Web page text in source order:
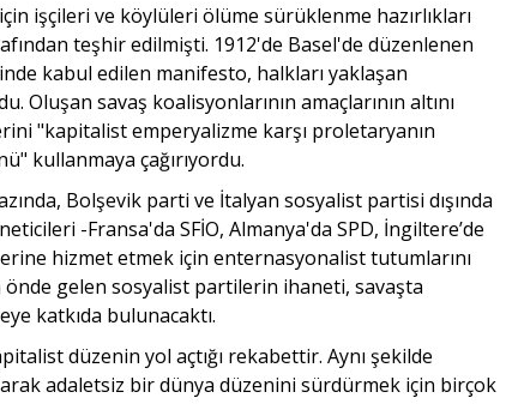
işçileri ve köylüleri ölüme sürüklenme hazırlıkları
teşhir edilmişti. 1912'de Basel'de düzenlenen
kabul edilen manifesto, halkları yaklaşan
Oluşan savaş koalisyonlarının amaçlarının altını
"kapitalist emperyalizme karşı proletaryanın
kullanmaya çağırıyordu.
Bolşevik parti ve İtalyan sosyalist partisi dışında
-Fransa'da SFİO, Almanya'da SPD, İngiltere’de
hizmet etmek için enternasyonalist tutumlarını
gelen sosyalist partilerin ihaneti, savaşta
katkıda bulunacaktı.
düzenin yol açtığı rekabettir. Aynı şekilde
adaletsiz bir dünya düzenini sürdürmek için birçok